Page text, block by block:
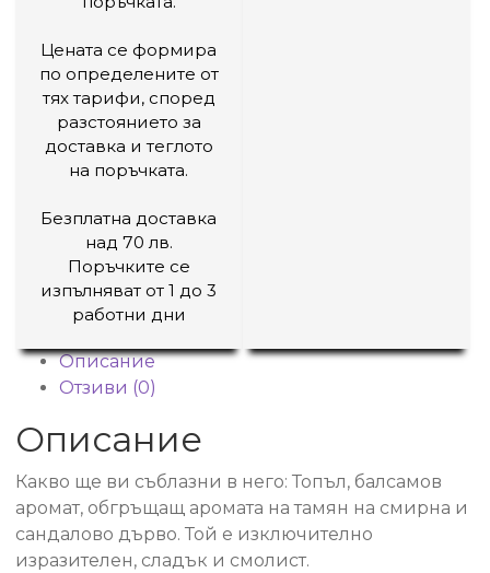
Цената се формира
по определените от
тях тарифи, според
разстоянието за
доставка и теглото
на поръчката.
Безплатна доставка
над 70 лв.
Поръчките се
изпълняват от 1 до 3
работни дни
Описание
Отзиви (0)
Описание
Какво ще ви съблазни в него: Топъл, балсамов
аромат, обгръщащ аромата на тамян на смирна и
сандалово дърво. Той е изключително
изразителен, сладък и смолист.